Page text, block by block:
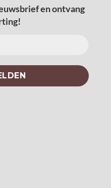
en ontvang